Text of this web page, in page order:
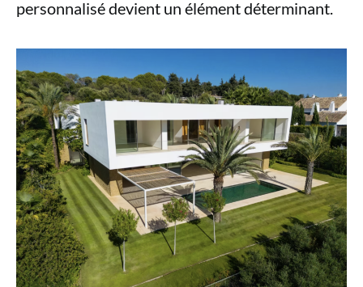
personnalisé devient un élément déterminant.